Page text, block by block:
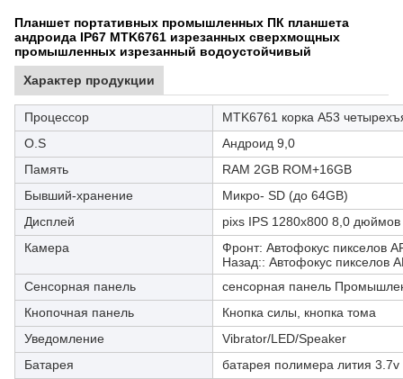
Планшет портативных промышленных ПК планшета
андроида IP67 MTK6761 изрезанных сверхмощных
промышленных изрезанный водоустойчивый
Характер продукции
Процессор
MTK6761 корка A53
O.S
Андроид 9,0
Память
RAM 2GB ROM+16GB
Бывший-хранение
Микро- SD (до 64GB)
Дисплей
pixs IPS 1280x800 8,0 дюймов
Камера
Фронт: Автофокус пикселов
Назад:: Автофокус пикселов
Сенсорная панель
сенсорная панель
Кнопочная панель
Кнопка силы, кнопка тома
Уведомление
Vibrator/LED/Speaker
Батарея
батарея полимера лития